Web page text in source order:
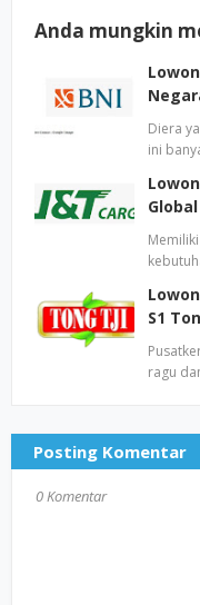
Anda mungkin
Diera
ini
S1
ragu
Posting Komentar
0 Komentar